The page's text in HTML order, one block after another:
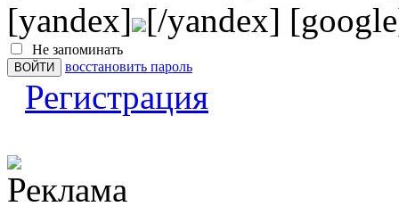
[yandex] [/yandex]
Не запоминать
восстановить пароль
Регистрация